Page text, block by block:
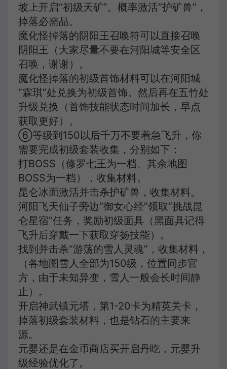
坡上开启“初级天矿”。概率激活“护矿兽”，
掉落必需品。
魔化怪掉落的阴阳王召唤符可以直接召唤
阴阳王（大家尽量不要在河阳城等安全区
召唤，谢谢）。
魔化怪掉落的初级首饰材料可以在河阳城
“霖琪”处兑换为初级首饰。然后再在五竹处
升级兑换（首饰技能状态时间加长，早点
获取更好）。
⑥等级到150以后千万不要着急飞升，你
需要完成初级套装收集，分别如下：
打BOSS（修罗七王为一档、其余地图
BOSS为一档），收集材料。
昆仑冰面激活并击杀护矿兽，收集材料。
河阳飞天仙子旁边“御女心经”领取“挑战昆
仑星宿”任务，奖励初级面具（黑面具记得
飞升后穿戴一下获取穿扬技能）。
找到并击杀“游荡的雪人灵魂”，收集材料，
（各地图雪人全部为150级，位置同步官
方，由于未知异变，雪人一般会长时间静
止）。
开启神武镇元塔，第1-20卡为精英关卡，
掉落初级套装材料，也是钻石的主要来
源。
元婴还是在金币商店买开启丹吃，元婴升
级经验优化了。